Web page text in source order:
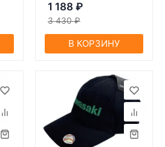
1 188 ₽
3 430 ₽
В КОРЗИНУ